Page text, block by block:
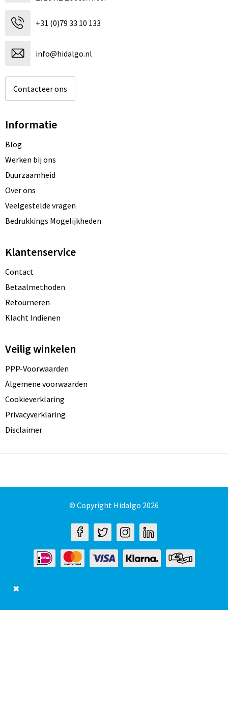
+31 (0)79 33 10 133
info@hidalgo.nl
Contacteer ons
Informatie
Blog
Werken bij ons
Duurzaamheid
Over ons
Veelgestelde vragen
Bedrukkings Mogelijkheden
Klantenservice
Contact
Betaalmethoden
Retourneren
Klacht Indienen
Veilig winkelen
PPP-Voorwaarden
Algemene voorwaarden
Cookieverklaring
Privacyverklaring
Disclaimer
© Copyright Hidalgo 2026
✖